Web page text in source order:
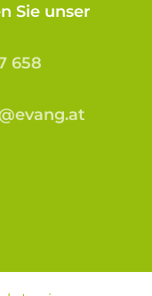
Sie unser
658